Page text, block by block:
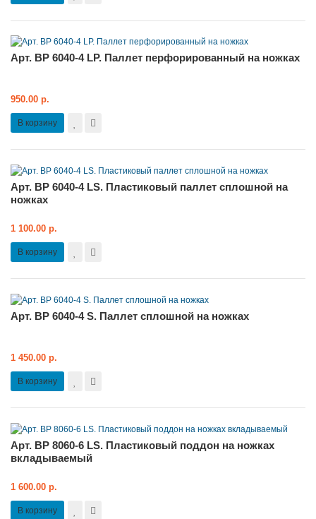
Арт. BP 6040-4 LP. Паллет перфорированный на ножках
950.00 р.
В корзину
Арт. BP 6040-4 LS. Пластиковый паллет сплошной на
ножках
1 100.00 р.
В корзину
Арт. BP 6040-4 S. Паллет сплошной на ножках
1 450.00 р.
В корзину
Арт. BP 8060-6 LS. Пластиковый поддон на ножках
вкладываемый
1 600.00 р.
В корзину